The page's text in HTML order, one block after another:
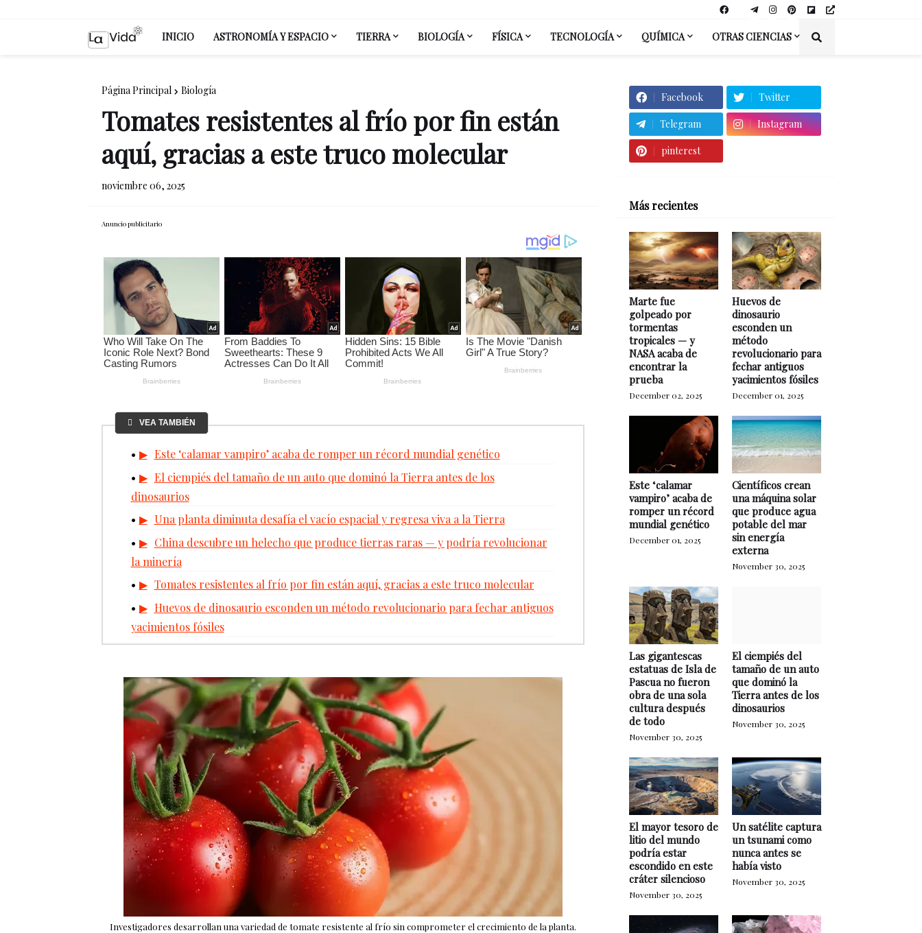
INICIO ASTRONOMÍA Y ESPACIO TIERRA BIOLOGÍA FÍSICA TECNOLOGÍA QUÍMICA OTRAS CIENCIAS
Página Principal Biología
Tomates resistentes al frío por fin están
aquí, gracias a este truco molecular
noviembre 06, 2025
Anuncio publicitario
VEA TAMBIÉN
Este ‘calamar vampiro’ acaba de romper un récord mundial genético
El ciempiés del tamaño de un auto que dominó la Tierra antes de los
dinosaurios
Una planta diminuta desafía el vacío espacial y regresa viva a la Tierra
China descubre un helecho que produce tierras raras — y podría revolucionar
la minería
Tomates resistentes al frío por fin están aquí, gracias a este truco molecular
Huevos de dinosaurio esconden un método revolucionario para fechar antiguos
yacimientos fósiles
Investigadores desarrollan una variedad de tomate resistente al frío sin comprometer el crecimiento de la planta.
Facebook Twitter
Telegram Instagram
pinterest
Más recientes
Marte fue
golpeado por
tormentas
tropicales — y
NASA acaba de
encontrar la
prueba
December 02, 2025
Huevos de
dinosaurio
esconden un
método
revolucionario para
fechar antiguos
yacimientos fósiles
December 01, 2025
Este ‘calamar
vampiro’ acaba de
romper un récord
mundial genético
December 01, 2025
Científicos crean
una máquina solar
que produce agua
potable del mar
sin energía
externa
November 30, 2025
Las gigantescas
estatuas de Isla de
Pascua no fueron
obra de una sola
cultura después
de todo
November 30, 2025
El ciempiés del
tamaño de un auto
que dominó la
Tierra antes de los
dinosaurios
November 30, 2025
El mayor tesoro de
litio del mundo
podría estar
escondido en este
cráter silencioso
November 30, 2025
Un satélite captura
un tsunami como
nunca antes se
había visto
November 30, 2025